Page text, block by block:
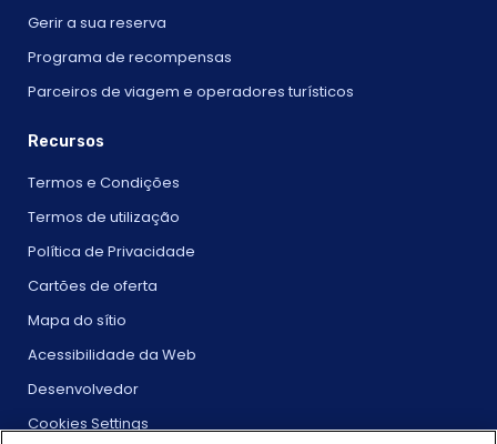
Gerir a sua reserva
Programa de recompensas
Parceiros de viagem e operadores turísticos
Recursos
Termos e Condições
Termos de utilização
Política de Privacidade
Cartões de oferta
Mapa do sítio
Acessibilidade da Web
Desenvolvedor
Cookies Settings